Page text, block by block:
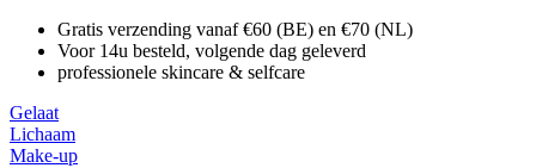
Gratis verzending vanaf €60 (BE) en €70 (NL)
Voor 14u besteld, volgende dag geleverd
professionele skincare & selfcare
Gelaat
Lichaam
Make-up